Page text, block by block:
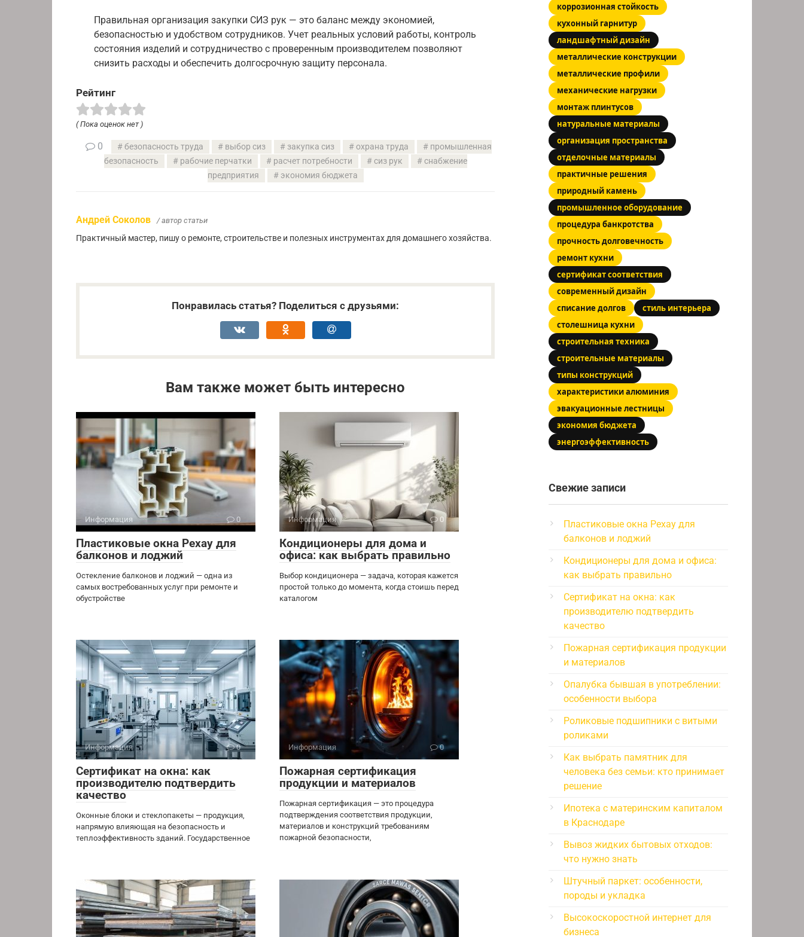
Правильная организация закупки СИЗ рук — это баланс между экономией,
безопасностью и удобством сотрудников. Учет реальных условий работы, контроль
состояния изделий и сотрудничество с проверенным производителем позволяют
снизить расходы и обеспечить долгосрочную защиту персонала.
Рейтинг
( Пока оценок нет )
0 безопасность труда выбор сиз закупка сиз охрана труда
промышленная
безопасность
рабочие перчатки расчет потребности сиз рук
снабжение
предприятия
экономия бюджета
Андрей Соколов / автор статьи
Практичный мастер, пишу о ремонте, строительстве и полезных инструментах для домашнего хозяйства.
Понравилась статья? Поделиться с друзьями:
Вам также может быть интересно
Информация 0
Пластиковые окна Рехау для
балконов и лоджий
Остекление балконов и лоджий — одна из
самых востребованных услуг при ремонте и
обустройстве
Информация 0
Кондиционеры для дома и
офиса: как выбрать правильно
Выбор кондиционера — задача, которая кажется
простой только до момента, когда стоишь перед
каталогом
Информация 0
Сертификат на окна: как
производителю подтвердить
качество
Оконные блоки и стеклопакеты — продукция,
напрямую влияющая на безопасность и
теплоэффективность зданий. Государственное
Информация 0
Пожарная сертификация
продукции и материалов
Пожарная сертификация — это процедура
подтверждения соответствия продукции,
материалов и конструкций требованиям
пожарной безопасности,
коррозионная стойкость
кухонный гарнитур
ландшафтный дизайн
металлические конструкции
металлические профили
механические нагрузки
монтаж плинтусов
натуральные материалы
организация пространства
отделочные материалы
практичные решения
природный камень
промышленное оборудование
процедура банкротства
прочность долговечность
ремонт кухни
сертификат соответствия
современный дизайн
списание долгов
стиль интерьера
столешница кухни
строительная техника
строительные материалы
типы конструкций
характеристики алюминия
эвакуационные лестницы
экономия бюджета
энергоэффективность
Свежие записи
Пластиковые окна Рехау для
балконов и лоджий
Кондиционеры для дома и офиса:
как выбрать правильно
Сертификат на окна: как
производителю подтвердить
качество
Пожарная сертификация продукции
и материалов
Опалубка бывшая в употреблении:
особенности выбора
Роликовые подшипники с витыми
роликами
Как выбрать памятник для
человека без семьи: кто принимает
решение
Ипотека с материнским капиталом
в Краснодаре
Вывоз жидких бытовых отходов:
что нужно знать
Штучный паркет: особенности,
породы и укладка
Высокоскоростной интернет для
бизнеса